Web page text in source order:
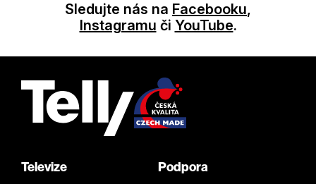
Sledujte nás na Facebooku,
Instagramu či YouTube.
Televize Podpora